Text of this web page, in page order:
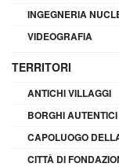
INGEGNERIA
VIDEOGRAFIA
TERRITORI
ANTICHI VILLAGGI
BORGHI AUTENTICI
CAPOLUOGO
CITTÀ DI